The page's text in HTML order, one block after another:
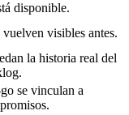
disponible.
visibles antes.
la historia real del
se vinculan a